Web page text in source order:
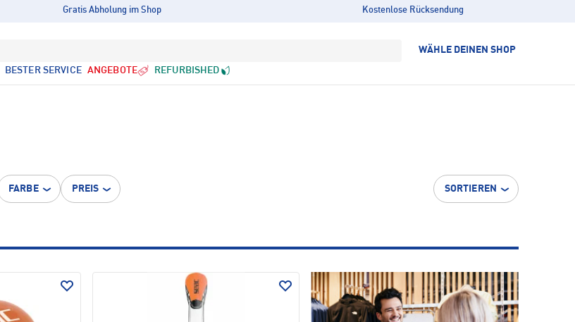
Gratis Abholung im Shop Kostenlose Rücksendung
WÄHLE DEINEN SHOP
BESTER SERVICE ANGEBOTE REFURBISHED
FARBE PREIS SORTIEREN